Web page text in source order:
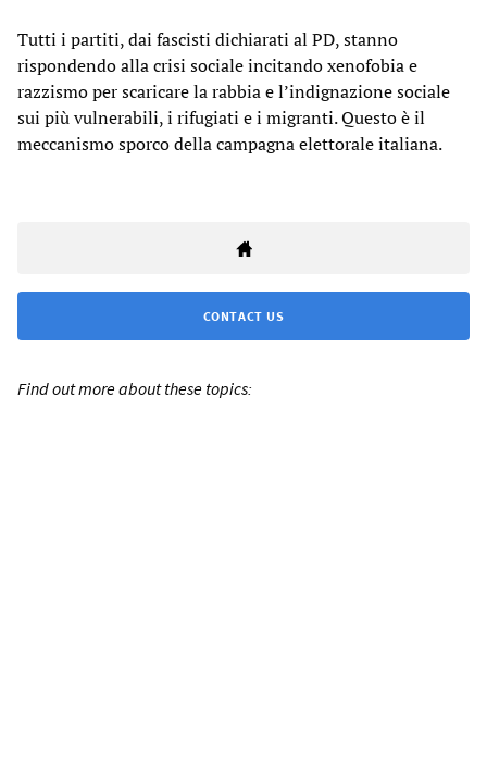
Tutti i partiti, dai fascisti dichiarati al PD, stanno
rispondendo alla crisi sociale incitando xenofobia e
razzismo per scaricare la rabbia e l’indignazione sociale
sui più vulnerabili, i rifugiati e i migranti. Questo è il
meccanismo sporco della campagna elettorale italiana.
CONTACT US
Find out more about these topics: